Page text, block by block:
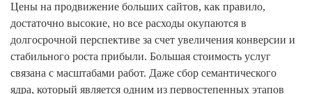
Цены на продвижение больших сайтов, как правило,
достаточно высокие, но все расходы окупаются в
долгосрочной перспективе за счет увеличения конверсии и
стабильного роста прибыли. Большая стоимость услуг
связана с масштабами работ. Даже сбор семантического
ядра, который является одним из первостепенных этапов